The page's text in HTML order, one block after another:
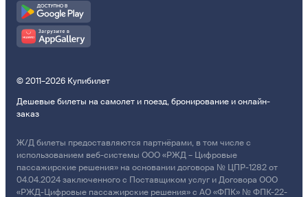
© 2011–2026 Купибилет
Дешевые билеты на самолет и поезд, бронирование и онлайн-
заказ
Ж/Д билеты предоставляются партнёрами, в том числе с
использованием веб-системы ООО «РЖД – Цифровые
пассажирские решения» на основании договора № ЦПР-1282 от
04.04.2024 заключенного с Поставщиком услуг и Договора ООО
«РЖД-Цифровые пассажирские решения» с АО «ФПК» № ФПК-22-